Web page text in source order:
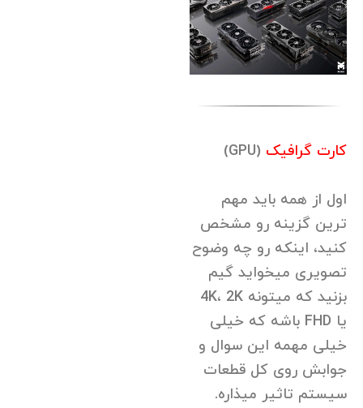
کارت گرافیک (GPU)
اول از همه باید مهم
ترین گزینه رو مشخص
کنید، اینکه رو چه وضوح
تصویری میخواید گیم
بزنید که میتونه 4K، 2K
یا FHD باشه که خیلی
خیلی مهمه این سوال و
جوابش روی کل قطعات
سیستم تاثیر میذاره.